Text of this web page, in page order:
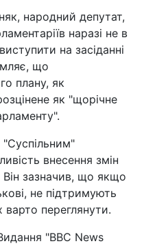
народний депутат,
наразі не в
на засіданні
що
плану, як
як "щорічне
внесення змін
Він зазначив, що якщо
не підтримують
варто переглянути.
"BBC News